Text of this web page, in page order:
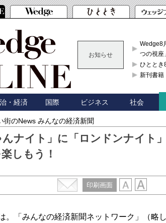
お知らせ
Wedge8
つの視座
ひととき
新刊書籍
・経済 国際 ビジネス 社会
街のNews みんなの経済新聞
んナイト」に「ロンドンナイト
しもう！
印刷画面
。「みんなの経済新聞ネットワーク」（略